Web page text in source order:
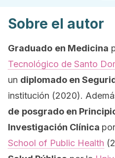
Sobre el autor
Graduado en Medicina
Tecnológico de Santo
un diplomado en
institución (2020).
de posgrado en
Investigación Clínica por
School of Public Health